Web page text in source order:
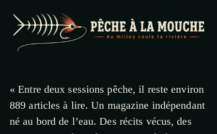
« Entre deux sessions pêche, il reste environ
889 articles à lire. Un magazine indépendant
né au bord de l’eau. Des récits vécus, des